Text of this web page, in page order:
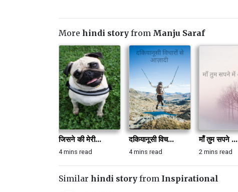
More hindi story from Manju Saraf
जिसने की मेरी...
4 mins read
दकियानूसी विच...
4 mins read
माँ तुम सपने ...
2 mins read
Similar hindi story from Inspirational